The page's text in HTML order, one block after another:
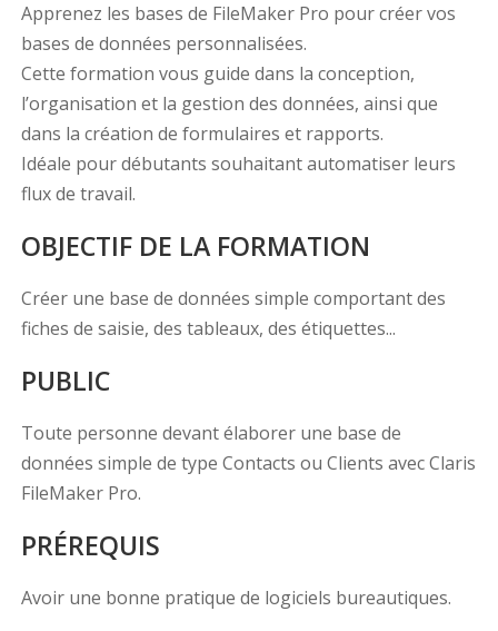
Apprenez les bases de FileMaker Pro pour créer vos
bases de données personnalisées.
Cette formation vous guide dans la conception,
l’organisation et la gestion des données, ainsi que
dans la création de formulaires et rapports.
Idéale pour débutants souhaitant automatiser leurs
flux de travail.
OBJECTIF DE LA FORMATION
Créer une base de données simple comportant des
fiches de saisie, des tableaux, des étiquettes...
PUBLIC
Toute personne devant élaborer une base de
données simple de type Contacts ou Clients avec Claris
FileMaker Pro.
PRÉREQUIS
Avoir une bonne pratique de logiciels bureautiques.